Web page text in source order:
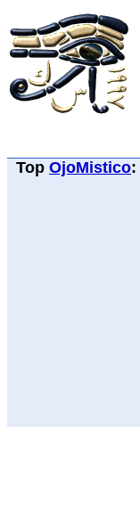
Top OjoMistico: